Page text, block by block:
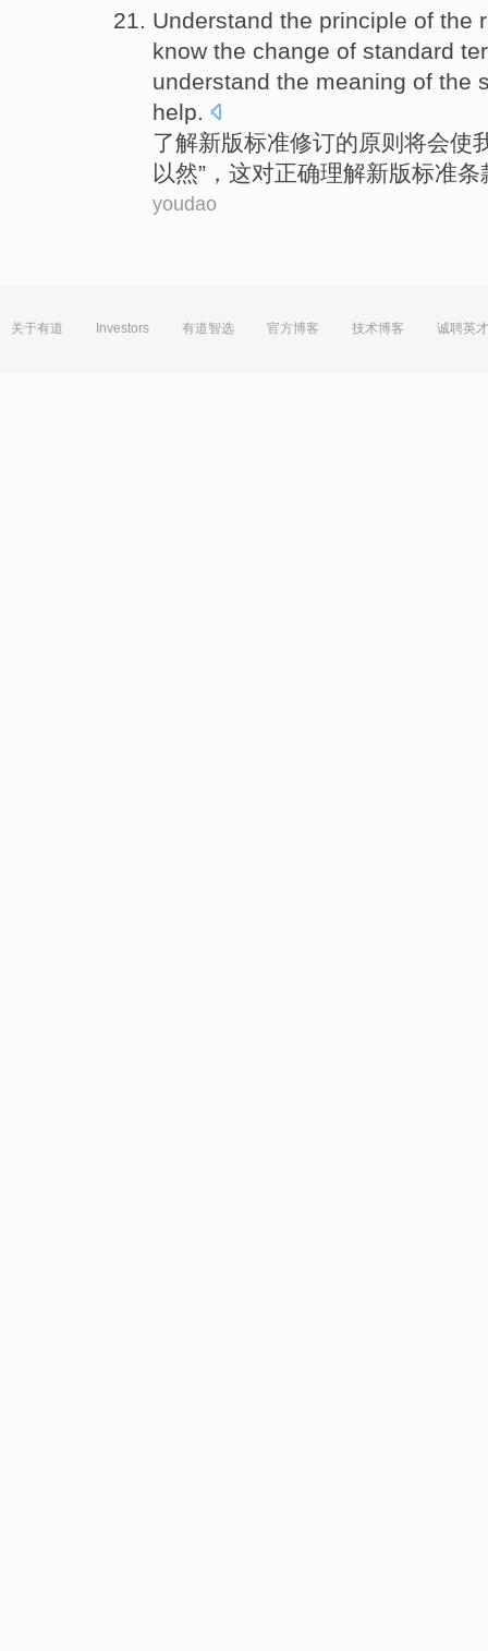
Understand the principle of the
know the change of standard
understand the meaning of the
help.
了解新版标准修订的原则 将会使
以然”， 这对正确理解新版标准条
youdao
关于有道 Investors 有道智选 官方博客 技术博客 诚聘英才